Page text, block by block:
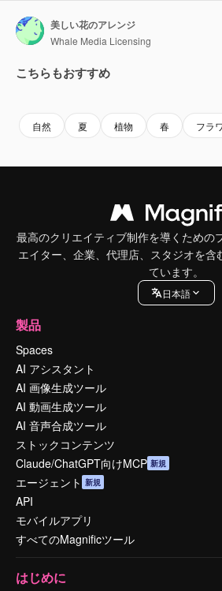
美しい花のアレンジ
Whale Media Licensing
こちらもおすすめ
自然 夏 植物 春 フラ
最高のクリエイティブ制作を導くための
エイター、企業、代理店、スタジオを含
ています。
日本語
製品
Spaces
AI アシスタント
AI 画像生成ツール
AI 動画生成ツール
AI 音声合成ツール
ストックコンテンツ
Claude/ChatGPT向けMCP 新規
エージェント 新規
API
モバイルアプリ
すべてのMagnificツール
はじめに